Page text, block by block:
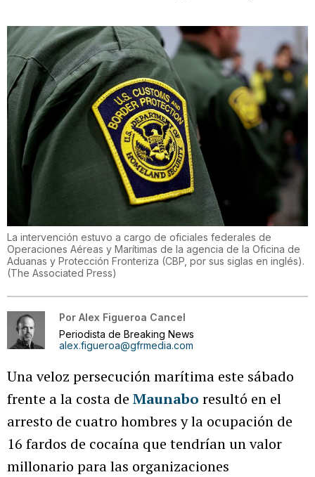
La intervención estuvo a cargo de oficiales federales de
Operaciones Aéreas y Marítimas de la agencia de la Oficina de
Aduanas y Protección Fronteriza (CBP, por sus siglas en inglés).
(The Associated Press)
Por Alex Figueroa Cancel
Periodista de Breaking News
alex.figueroa@gfrmedia.com
Una veloz persecución marítima este sábado
frente a la costa de Maunabo resultó en el
arresto de cuatro hombres y la ocupación de
16 fardos de cocaína que tendrían un valor
millonario para las organizaciones